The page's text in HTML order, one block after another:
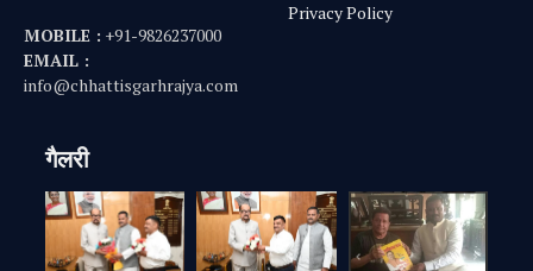
MOBILE : +91-9826237000
EMAIL :
info@chhattisgarhrajya.com
Privacy Policy
गैलरी